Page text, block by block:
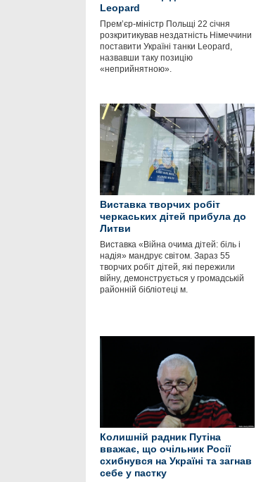
Leopard
Прем’єр-міністр Польщі 22 січня
розкритикував нездатність Німеччини
поставити Україні танки Leopard,
назвавши таку позицію
«неприйнятною».
Виставка творчих робіт
черкаських дітей прибула до
Литви
Виставка «Війна очима дітей: біль і
надія» мандрує світом. Зараз 55
творчих робіт дітей, які пережили
війну, демонструється у громадській
районній бібліотеці м.
Колишній радник Путіна
вважає, що очільник Росії
схибнувся на Україні та загнав
себе у пастку